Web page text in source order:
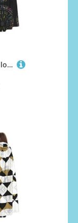
GBMBZSKP (Musiknoten) Halloween-Kapuzenumhang, Maskerade, Party, Cosplay, Kostüme, Ostern, Unisex, Vampir-Hexen-Umhang für Erwachsene